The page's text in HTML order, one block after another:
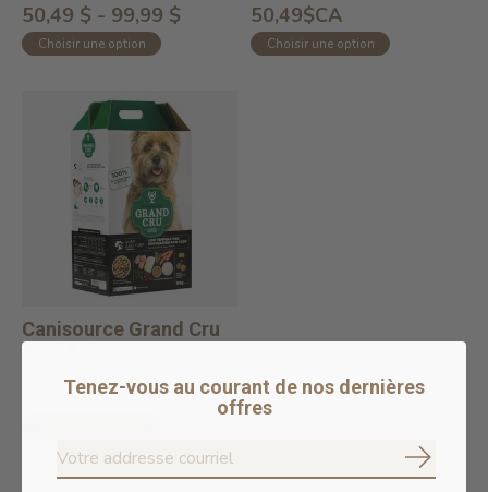
50,49 $ - 99,99 $
Choisir une option
50,49$CA
Choisir une option
Canisource Grand Cru
Surf & Turf
50,49$CA
Tenez-vous au courant de nos dernières
offres